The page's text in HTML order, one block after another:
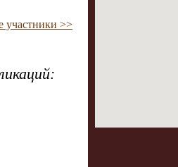
участники >>